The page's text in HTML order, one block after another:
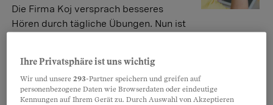
Die Firma Koj versprach besseres
Hören durch tägliche Übungen. Nun ist
Ihre Privatsphäre ist uns wichtig
Wir und unsere293-Partner speichern und greifen auf
personenbezogene Daten wie Browserdaten oder eindeutige
Kennungen auf Ihrem Gerät zu. Durch Auswahl von Akzeptieren